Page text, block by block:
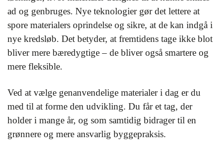
ad og genbruges. Nye teknologier gør det lettere at
spore materialers oprindelse og sikre, at de kan indgå i
nye kredsløb. Det betyder, at fremtidens tage ikke blot
bliver mere bæredygtige – de bliver også smartere og
mere fleksible.
Ved at vælge genanvendelige materialer i dag er du
med til at forme den udvikling. Du får et tag, der
holder i mange år, og som samtidig bidrager til en
grønnere og mere ansvarlig byggepraksis.